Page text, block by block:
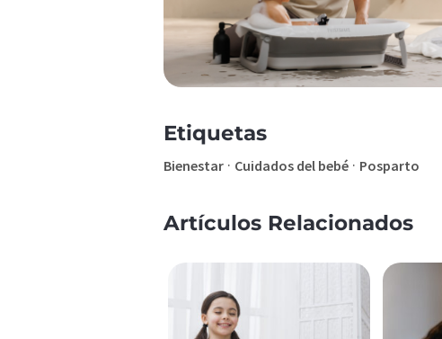
Etiquetas
Bienestar · Cuidados del bebé · Posparto
Artículos Relacionados